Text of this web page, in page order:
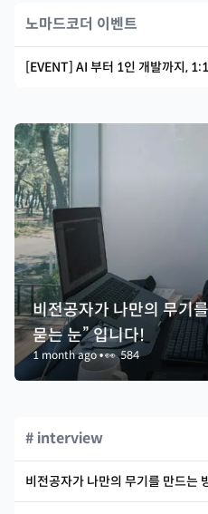
노마드코더 이벤트
[EVENT] AI 부터 1인 개발까지,
비전공자가 나만의 무기
묻는 눈” 입니다!
1 month ago•👀584
# interview
비전공자가 나만의 무기를 만드는